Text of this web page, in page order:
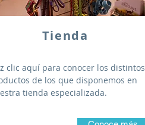
Tienda
clic aquí para conocer los distintos
de los que disponemos en
tienda especializada.